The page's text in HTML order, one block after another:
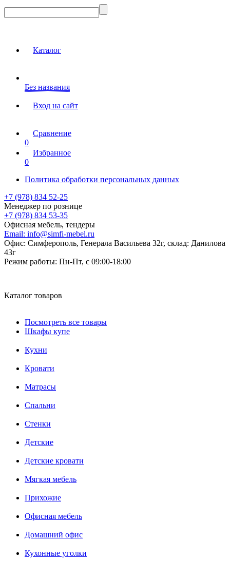
Каталог
Без названия
Вход на сайт
Сравнение
0
Избранное
0
Политика обработки персональных данных
+7 (978) 834 52-25
Менеджер по рознице
+7 (978) 834 53-35
Офисная мебель, тендеры
Email: info@simfi-mebel.ru
Офис: Симферополь, Генерала Васильева 32г, склад: Данилова
43г
Режим работы: Пн-Пт, с 09:00-18:00
Каталог товаров
Посмотреть все товары
Шкафы купе
Кухни
Кровати
Матрасы
Cпальни
Стенки
Детские
Детские кровати
Мягкая мебель
Прихожие
Офисная мебель
Домашний офис
Кухонные уголки